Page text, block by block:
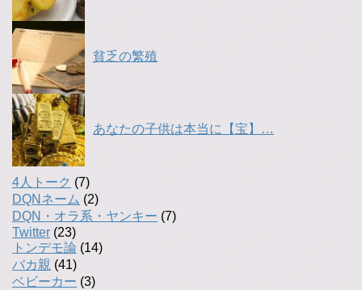
貧乏の繁殖
あなたの子供は本当に【宝】…
4人トーク (7)
DQNネーム (2)
DQN・オラ系・ヤンキー (7)
Twitter (23)
トンデモ論 (14)
バカ親 (41)
ベビーカー (3)